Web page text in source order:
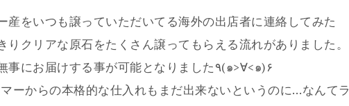
をいつも譲っていただいてる海外の出店者に連絡してみた
クリアな原石をたくさん譲ってもらえる流れがありました。
最高の透明度を最大限に生かしたカットの石で、無事にお届けする事が可能となりました٩(๑>∀<๑)۶
ーからの本格的な仕入れもまだ出来ないというのに…なんてラ